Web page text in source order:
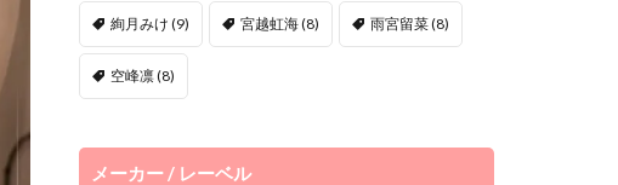
絢月みけ (9) 宮越虹海(8) 雨宮留菜(8)
空峰凛(8)
メーカー / レーベル